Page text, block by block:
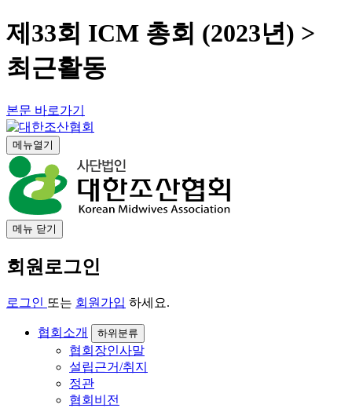
제33회 ICM 총회 (2023년) >
최근활동
본문 바로가기
메뉴열기
메뉴 닫기
회원로그인
로그인 또는 회원가입 하세요.
협회소개 하위분류
협회장인사말
설립근거/취지
정관
협회비전